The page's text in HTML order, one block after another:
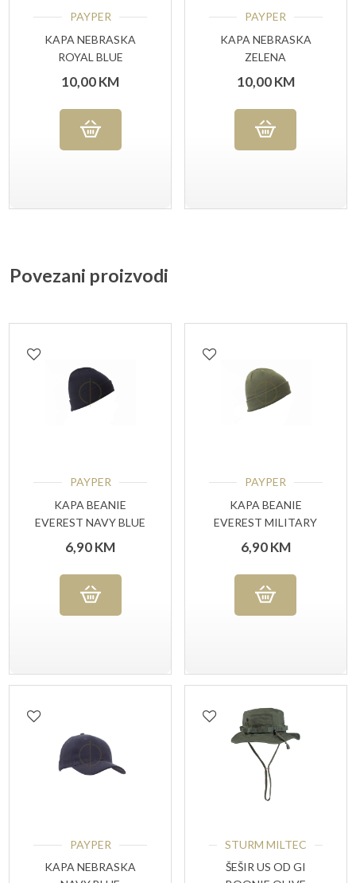
PAYPER
KAPA NEBRASKA
ROYAL BLUE
10,00KM
PAYPER
KAPA NEBRASKA
ZELENA
10,00KM
Povezani proizvodi
PAYPER
KAPA BEANIE
EVEREST NAVY BLUE
6,90KM
PAYPER
KAPA BEANIE
EVEREST MILITARY
GREEN
6,90KM
PAYPER
KAPA NEBRASKA
STURM MILTEC
ŠEŠIR US OD GI